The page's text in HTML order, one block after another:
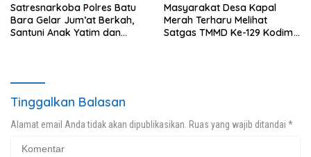
Satresnarkoba Polres Batu
Bara Gelar Jum’at Berkah,
Santuni Anak Yatim dan
Masyarakat Desa Kapal
Merah Terharu Melihat
Satgas TMMD Ke-129 Kodim
Tinggalkan Balasan
Alamat email Anda tidak akan dipublikasikan. Ruas yang wajib ditandai *